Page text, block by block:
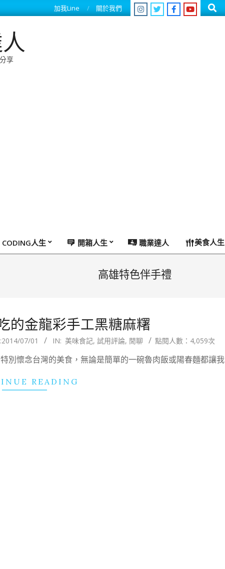
加我Line 關於我們 Search
享
CODING人生 開箱人生 職業達人 美食人生
高雄特色伴手禮
的金龍彩手工黑糖麻糬
2014/07/01 IN: 美味食記, 試用評論, 閒聊 點閱人數：4,059次
別懷念台灣的美食，無論是簡單的一碗魯肉飯或陽春麵都讓我
READING